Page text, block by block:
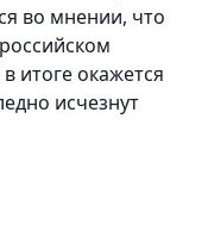
во мнении, что
итоге окажется
исчезнут